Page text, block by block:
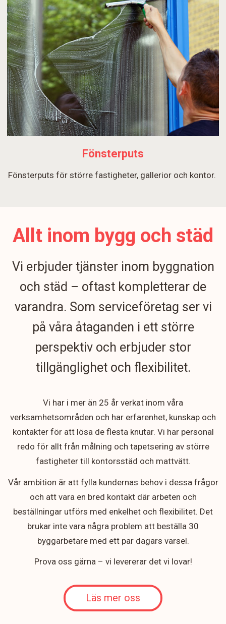
Fönsterputs
Fönsterputs för större fastigheter, gallerior och kontor.
Allt inom bygg och städ
Vi erbjuder tjänster inom byggnation
och städ – oftast kompletterar de
varandra. Som serviceföretag ser vi
på våra åtaganden i ett större
perspektiv och erbjuder stor
tillgänglighet och flexibilitet.
Vi har i mer än 25 år verkat inom våra
verksamhetsområden och har erfarenhet, kunskap och
kontakter för att lösa de flesta knutar. Vi har personal
redo för allt från målning och tapetsering av större
fastigheter till kontorsstäd och mattvätt.
Vår ambition är att fylla kundernas behov i dessa frågor
och att vara en bred kontakt där arbeten och
beställningar utförs med enkelhet och flexibilitet. Det
brukar inte vara några problem att beställa 30
byggarbetare med ett par dagars varsel.
Prova oss gärna – vi levererar det vi lovar!
Läs mer oss